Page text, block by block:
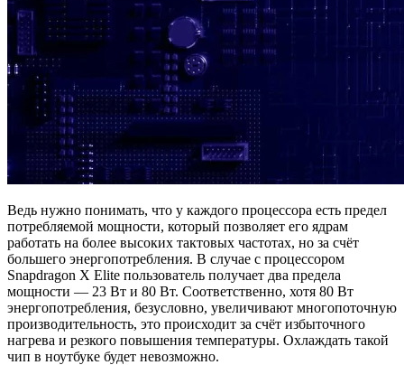
Ведь нужно понимать, что у каждого процессора есть предел
потребляемой мощности, который позволяет его ядрам
работать на более высоких тактовых частотах, но за счёт
большего энергопотребления. В случае с процессором
Snapdragon X Elite пользователь получает два предела
мощности — 23 Вт и 80 Вт. Соответственно, хотя 80 Вт
энергопотребления, безусловно, увеличивают многопоточную
производительность, это происходит за счёт избыточного
нагрева и резкого повышения температуры. Охлаждать такой
чип в ноутбуке будет невозможно.